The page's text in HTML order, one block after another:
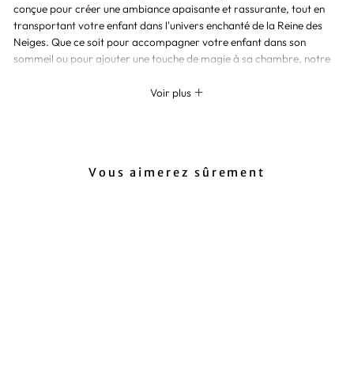
conçue pour créer une ambiance apaisante et rassurante, tout en
transportant votre enfant dans l'univers enchanté de la Reine des
Neiges. Que ce soit pour accompagner votre enfant dans son
sommeil ou pour ajouter une touche de magie à sa chambre, notre
Voir plus
Vous aimerez sûrement